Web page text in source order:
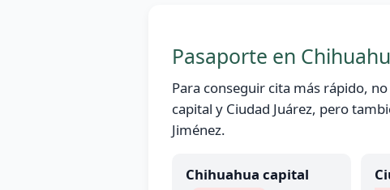
Pasaporte en
Para conseguir cita más rápido,
capital y Ciudad Juárez, pero
Jiménez.
Chihuahua capital